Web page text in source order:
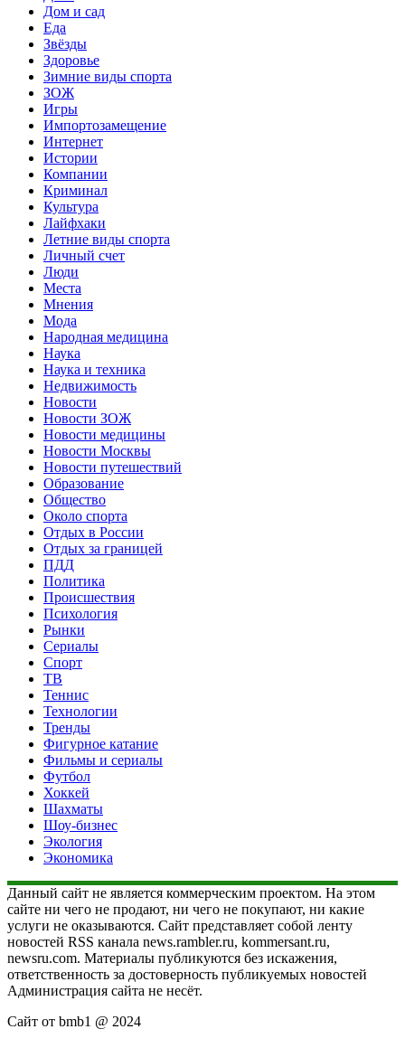
Дом и сад
Еда
Звёзды
Здоровье
Зимние виды спорта
ЗОЖ
Игры
Импортозамещение
Интернет
Истории
Компании
Криминал
Культура
Лайфхаки
Летние виды спорта
Личный счет
Люди
Места
Мнения
Мода
Народная медицина
Наука
Наука и техника
Недвижимость
Новости
Новости ЗОЖ
Новости медицины
Новости Москвы
Новости путешествий
Образование
Общество
Около спорта
Отдых в России
Отдых за границей
ПДД
Политика
Происшествия
Психология
Рынки
Сериалы
Спорт
ТВ
Теннис
Технологии
Тренды
Фигурное катание
Фильмы и сериалы
Футбол
Хоккей
Шахматы
Шоу-бизнес
Экология
Экономика
Данный сайт не является коммерческим проектом. На этом
сайте ни чего не продают, ни чего не покупают, ни какие
услуги не оказываются. Сайт представляет собой ленту
новостей RSS канала news.rambler.ru, kommersant.ru,
newsru.com. Материалы публикуются без искажения,
ответственность за достоверность публикуемых новостей
Администрация сайта не несёт.
Сайт от bmb1 @ 2024